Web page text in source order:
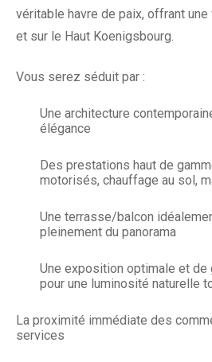
véritable havre de paix, offrant une
et sur le Haut Koenigsbourg.
Vous serez séduit par :
Une architecture
élégance
Des prestations haut de
motorisés, chauffage au sol,
Une terrasse/balcon
pleinement du panorama
Une exposition optimale et
pour une luminosité naturelle
La proximité immédiate des
services